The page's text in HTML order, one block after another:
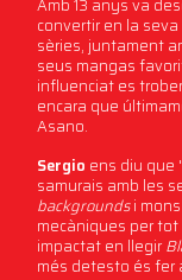
Amb 13 anys va
convertir en la
sèries, juntament
seus mangas
influenciat es
encara que
Asano.
Sergio ens diu que
samurais amb les
backgroundsi
mecàniques per
impactat en llegir
més detesto és fer